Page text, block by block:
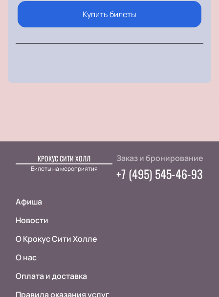
Купить билеты
КРОКУС СИТИ ХОЛЛ
Билеты на мероприятия
Афиша
Новости
О Крокус Сити Холле
О нас
Оплата и доставка
Правила оказания услуг
Заказ и бронирование
+7 (495) 545-46-93